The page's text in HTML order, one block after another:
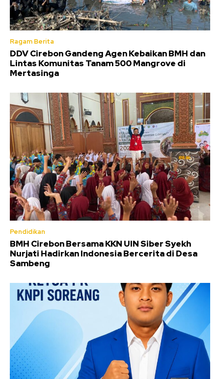
Ragam Berita
DDV Cirebon Gandeng Agen Kebaikan BMH dan
Lintas Komunitas Tanam 500 Mangrove di
Mertasinga
Pendidikan
BMH Cirebon Bersama KKN UIN Siber Syekh
Nurjati Hadirkan Indonesia Bercerita di Desa
Sambeng